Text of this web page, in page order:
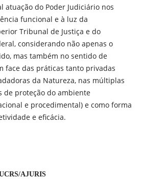
atuação do Poder Judiciário nos
funcional e à luz da
Tribunal de Justiça e do
considerando não apenas o
mas também no sentido de
face das práticas tanto privadas
da Natureza, nas múltiplas
de proteção do ambiente
e procedimental) e como forma
e eficácia.
AJURIS